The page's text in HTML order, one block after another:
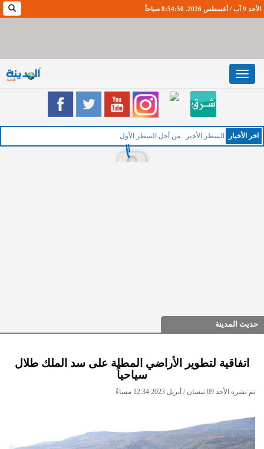
الأحد 9 آب / أغسطس 2026. 8:54:51 صباحاً
Toggle
navigation
اخر اﻷخبار
حديث المدينة
اتفاقية لتطوير الأراضي المطلة على سد الملك طلال
سياحياً
تم نشره الأحد 09 نيسان / أبريل 2023 12:34 مساءً